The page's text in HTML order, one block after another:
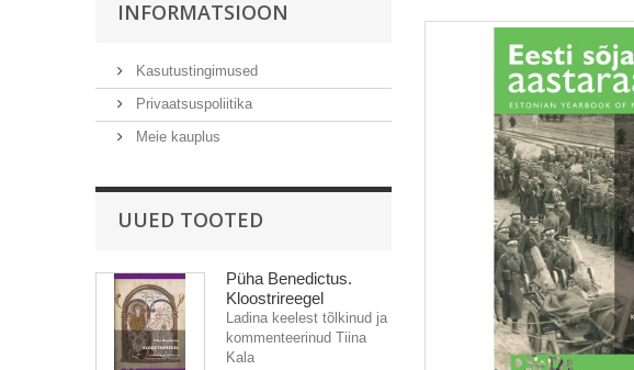
INFORMATSIOON
Kasutustingimused
Privaatsuspoliitika
Meie kauplus
UUED TOOTED
Püha Benedictus.
Kloostrireegel
Ladina keelest tõlkinud ja
kommenteerinud Tiina
Kala